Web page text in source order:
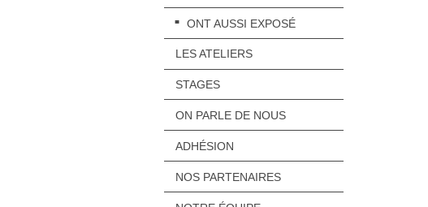
ONT AUSSI EXPOSÉ
LES ATELIERS
STAGES
ON PARLE DE NOUS
ADHÉSION
NOS PARTENAIRES